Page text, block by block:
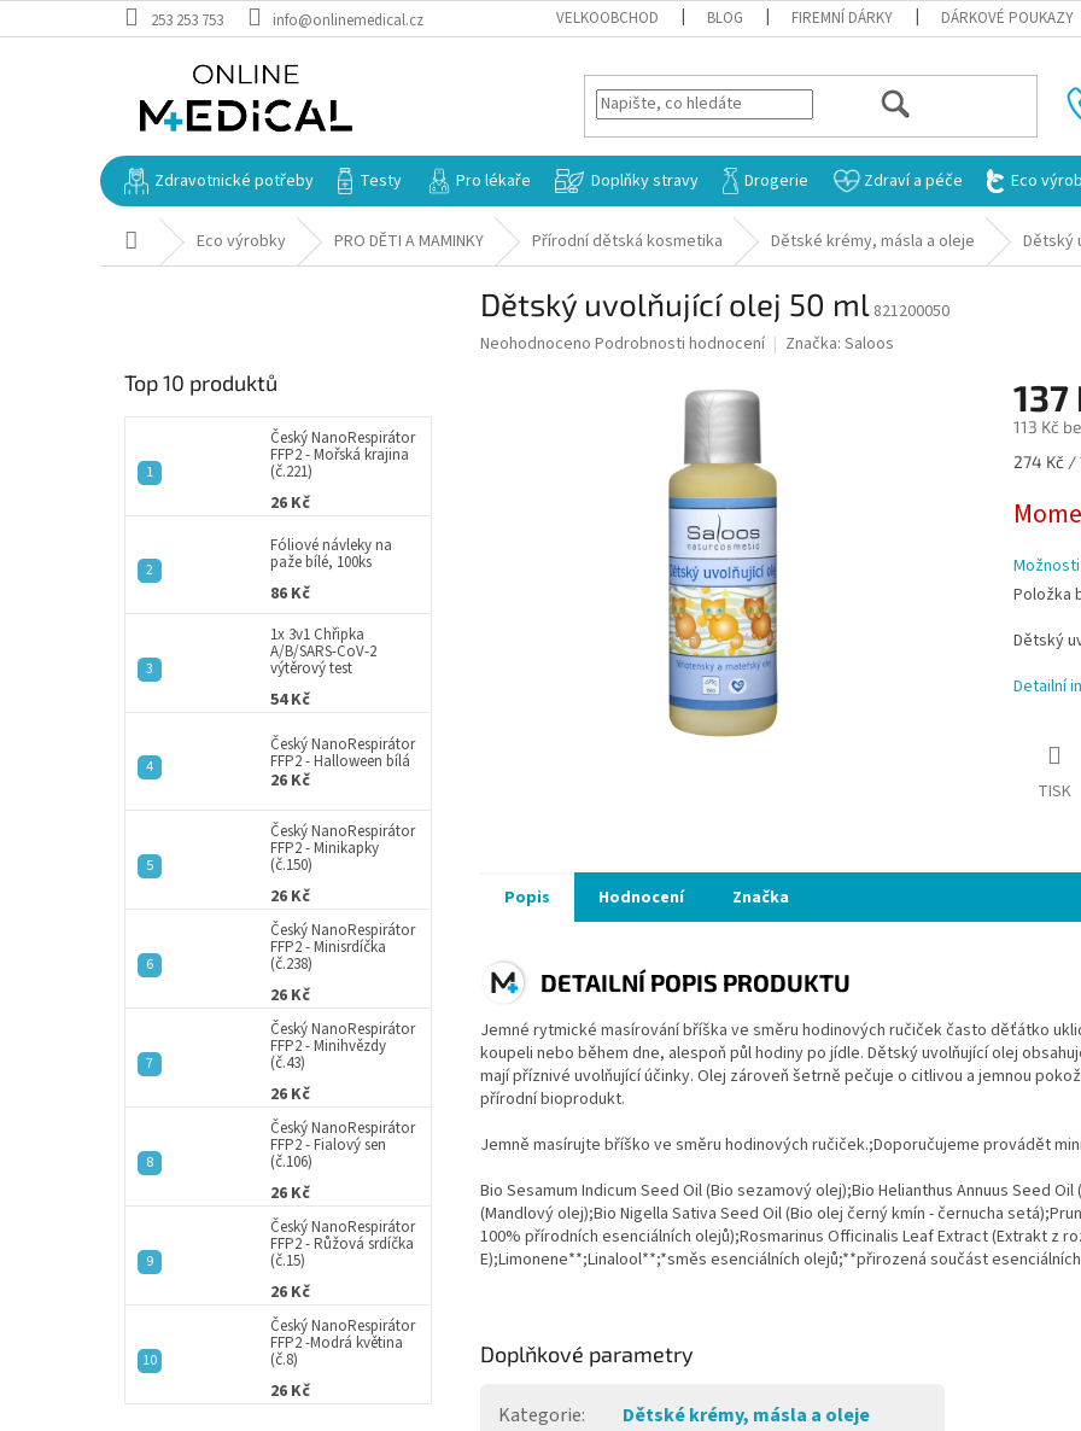
na
253 253 753 info@onlinemedical.cz VELKOOBCHOD BLOG FIREMNÍ DÁRKY DÁRKOVÉ POUKAZY
HLEDAT
Zdravotnické potřeby Testy Pro lékaře Doplňky stravy Drogerie Zdraví a péče Eco
Domů Eco výrobky PRO DĚTI A MAMINKY Přírodní dětská kosmetika Dětské krémy, másla a oleje Dětský
Top 10 produktů
Český NanoRespirátor
FFP2 - Mořská krajina
(č.221)
26 Kč
Fóliové návleky na
paže bílé, 100ks
86 Kč
1x 3v1 Chřipka
A/B/SARS-CoV-2
výtěrový test
54 Kč
Český NanoRespirátor
FFP2 - Halloween bílá
26 Kč
Český NanoRespirátor
FFP2 - Minikapky
(č.150)
26 Kč
Český NanoRespirátor
FFP2 - Minisrdíčka
(č.238)
26 Kč
Český NanoRespirátor
FFP2 - Minihvězdy
(č.43)
26 Kč
Český NanoRespirátor
FFP2 - Fialový sen
(č.106)
26 Kč
Český NanoRespirátor
FFP2 - Růžová srdíčka
(č.15)
26 Kč
Český NanoRespirátor
FFP2 -Modrá květina
(č.8)
26 Kč
Dětský uvolňující olej 50 ml 821200050
Průměrné
Neohodnoceno Podrobnosti hodnocení Značka: Saloos
137
113 Kč
Měrná
274 Kč /
Položka
Dětský
Detailní
TISK
Popis Hodnocení Značka
DETAILNÍ POPIS PRODUKTU
Jemné rytmické masírování bříška ve směru hodinových ručiček často děťátko
koupeli nebo během dne, alespoň půl hodiny po jídle. Dětský uvolňující olej
mají příznivé uvolňující účinky. Olej zároveň šetrně pečuje o citlivou a jemnou
přírodní bioprodukt.
Jemně masírujte bříško ve směru hodinových ručiček.;Doporučujeme provádět
Bio Sesamum Indicum Seed Oil (Bio sezamový olej);Bio Helianthus Annuus Seed
(Mandlový olej);Bio Nigella Sativa Seed Oil (Bio olej černý kmín - černucha
100% přírodních esenciálních olejů);Rosmarinus Officinalis Leaf Extract (Extrakt z
E);Limonene**;Linalool**;*směs esenciálních olejů;**přirozená součást
Doplňkové parametry
Kategorie:
Dětské krémy, másla a oleje